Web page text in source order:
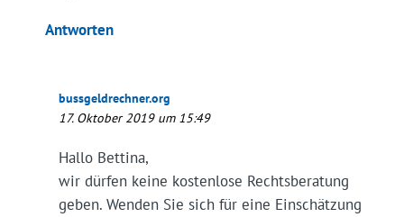
Antworten
bussgeldrechner.org
17. Oktober 2019 um 15:49
Hallo Bettina,
wir dürfen keine kostenlose Rechtsberatung
geben. Wenden Sie sich für eine Einschätzung